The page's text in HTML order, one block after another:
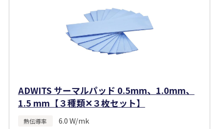
ADWITS サーマルパッド 0.5mm、1.0mm、
1.5 mm【３種類✕３枚セット】
熱伝導率 6.0 W/mk